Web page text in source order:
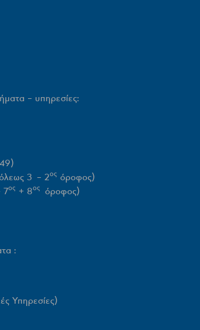
– υπηρεσίες:
3 – 2ος όροφος)
7ος + 8ος όροφος)
:
Υπηρεσίες)